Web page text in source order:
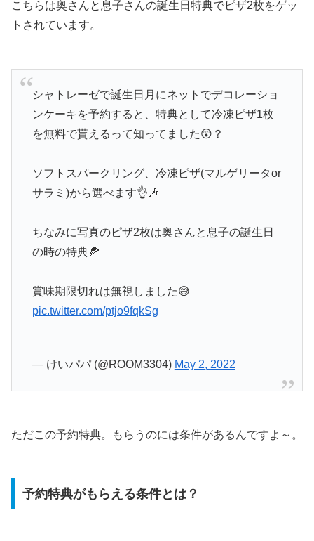
こちらは奥さんと息子さんの誕生日特典でピザ2枚をゲッ
トされています。
シャトレーゼで誕生日月にネットでデコレーショ
ンケーキを予約すると、特典として冷凍ピザ1枚
を無料で貰えるって知ってました😲？
ソフトスパークリング、冷凍ピザ(マルゲリータor
サラミ)から選べます👌🎶
ちなみに写真のピザ2枚は奥さんと息子の誕生日
の時の特典🍕
賞味期限切れは無視しました😅
pic.twitter.com/ptjo9fqkSg
— けいパパ (@ROOM3304) May 2, 2022
ただこの予約特典。もらうのには条件があるんですよ～。
予約特典がもらえる条件とは？